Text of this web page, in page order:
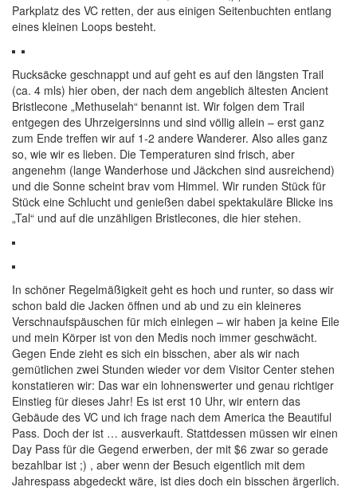
Parkplatz des VC retten, der aus einigen Seitenbuchten entlang
eines kleinen Loops besteht.
Rucksäcke geschnappt und auf geht es auf den längsten Trail
(ca. 4 mls) hier oben, der nach dem angeblich ältesten Ancient
Bristlecone „Methuselah“ benannt ist. Wir folgen dem Trail
entgegen des Uhrzeigersinns und sind völlig allein – erst ganz
zum Ende treffen wir auf 1-2 andere Wanderer. Also alles ganz
so, wie wir es lieben. Die Temperaturen sind frisch, aber
angenehm (lange Wanderhose und Jäckchen sind ausreichend)
und die Sonne scheint brav vom Himmel. Wir runden Stück für
Stück eine Schlucht und genießen dabei spektakuläre Blicke ins
„Tal“ und auf die unzähligen Bristlecones, die hier stehen.
In schöner Regelmäßigkeit geht es hoch und runter, so dass wir
schon bald die Jacken öffnen und ab und zu ein kleineres
Verschnaufspäuschen für mich einlegen – wir haben ja keine Eile
und mein Körper ist von den Medis noch immer geschwächt.
Gegen Ende zieht es sich ein bisschen, aber als wir nach
gemütlichen zwei Stunden wieder vor dem Visitor Center stehen
konstatieren wir: Das war ein lohnenswerter und genau richtiger
Einstieg für dieses Jahr! Es ist erst 10 Uhr, wir entern das
Gebäude des VC und ich frage nach dem America the Beautiful
Pass. Doch der ist … ausverkauft. Stattdessen müssen wir einen
Day Pass für die Gegend erwerben, der mit $6 zwar so gerade
bezahlbar ist ;) , aber wenn der Besuch eigentlich mit dem
Jahrespass abgedeckt wäre, ist dies doch ein bisschen ärgerlich.